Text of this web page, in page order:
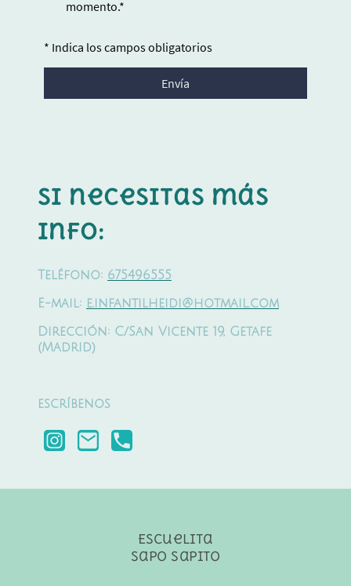
momento.*
* Indica los campos obligatorios
Envía
Si necesitas más
info:
Teléfono: 675496555
E-mail: e.infantilheidi@hotmail.com
Dirección: C/San Vicente 19, Getafe
(Madrid)
escríbenos
Escuelita
sapo sapito